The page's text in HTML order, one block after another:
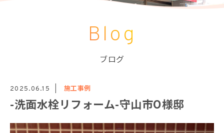
Blog
ブログ
2025.06.15 施工事例
-洗面水栓リフォーム-守山市O様邸